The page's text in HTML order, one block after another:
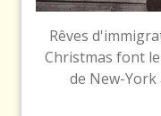
Rêves
Christmas font
de New-York